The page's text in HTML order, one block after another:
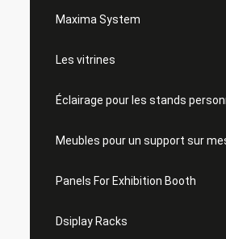
Maxima System
Les vitrines
Éclairage pour les stands
Meubles pour un support sur
Panels For Exhibition Booth
Dsiplay Racks